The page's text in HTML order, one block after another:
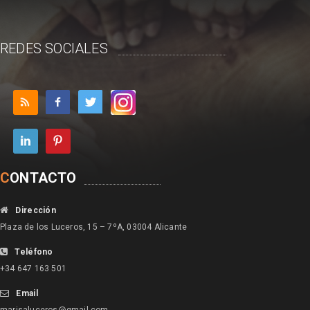
REDES SOCIALES
CONTACTO
Dirección
Plaza de los Luceros, 15 – 7ºA, 03004 Alicante
Teléfono
+34 647 163 501
Email